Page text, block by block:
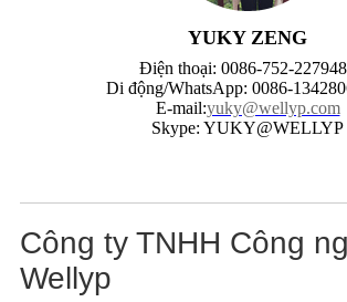
YUKY ZENG
Điện thoại: 0086-752-
Di động/WhatsApp: 0086-
E-mail:yuky@wellyp.com
Skype: YUKY@WELLYP
Công ty TNHH Công
Wellyp